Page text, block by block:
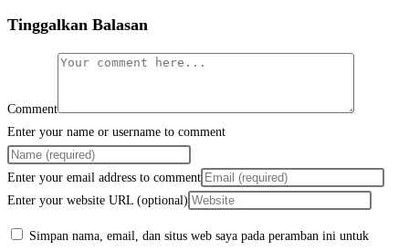
Tinggalkan Balasan
Comment
Enter your name or username to comment
Enter your email address to comment
Enter your website URL (optional)
Simpan nama, email, dan situs web saya pada peramban ini untuk